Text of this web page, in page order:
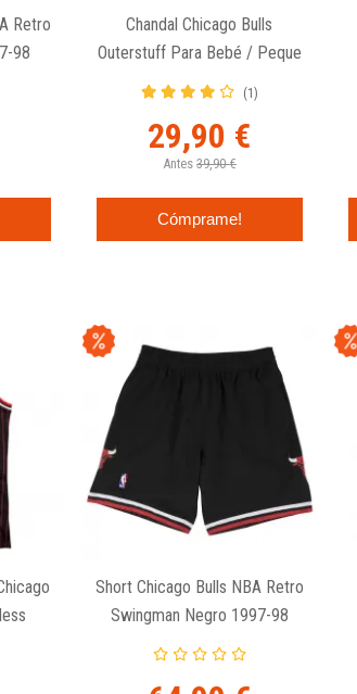
Retro
98
Chandal Chicago Bulls
Outerstuff Para Bebé / Peque
(1)
29,90 €
Antes 39,90 €
Cómprame!
96
Short Chicago Bulls NBA Retro
Swingman Negro 1997-98